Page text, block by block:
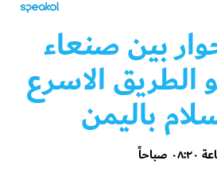
بين صنعاء
الطريق الاسرع
باليمن